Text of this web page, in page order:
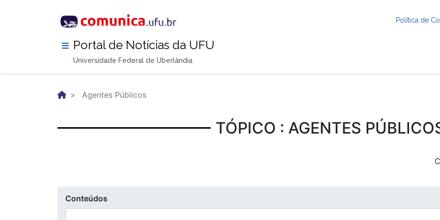
Política de
Portal de Notícias da UFU
Universidade Federal de Uberlândia
Agentes Públicos
TÓPICO : AGENTES
Conteúdos